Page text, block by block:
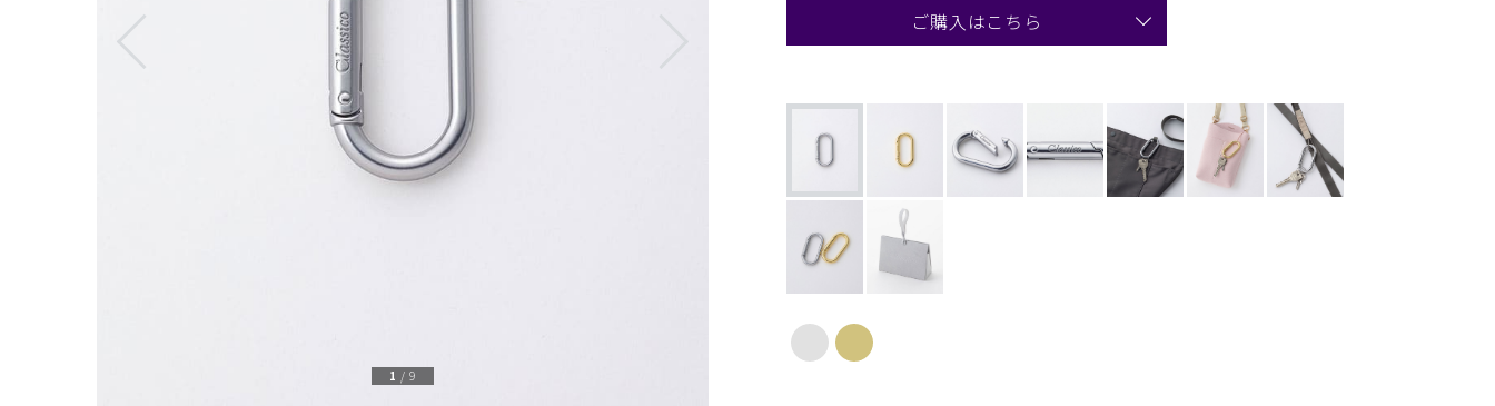
1 / 9
ご購入はこちら